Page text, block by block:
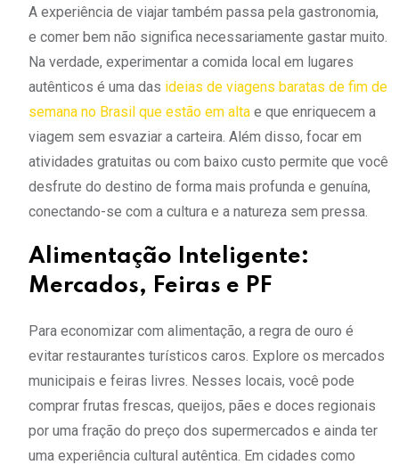
A experiência de viajar também passa pela gastronomia,
e comer bem não significa necessariamente gastar muito.
Na verdade, experimentar a comida local em lugares
autênticos é uma das ideias de viagens baratas de fim de
semana no Brasil que estão em alta e que enriquecem a
viagem sem esvaziar a carteira. Além disso, focar em
atividades gratuitas ou com baixo custo permite que você
desfrute do destino de forma mais profunda e genuína,
conectando-se com a cultura e a natureza sem pressa.
Alimentação Inteligente:
Mercados, Feiras e PF
Para economizar com alimentação, a regra de ouro é
evitar restaurantes turísticos caros. Explore os mercados
municipais e feiras livres. Nesses locais, você pode
comprar frutas frescas, queijos, pães e doces regionais
por uma fração do preço dos supermercados e ainda ter
uma experiência cultural autêntica. Em cidades como